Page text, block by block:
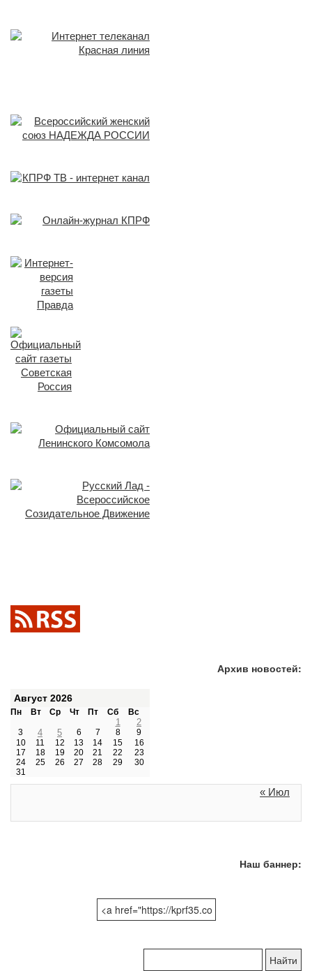
Архив новостей:
Август 2026
Пн Вт Ср Чт Пт Сб Вс
1 2
3 4 5 6 7 8
9
10
11 12 13 14 15
16
17
18 19 20 21 22
23
24
25 26 27 28 29
30
31
« Июл
Наш баннер: